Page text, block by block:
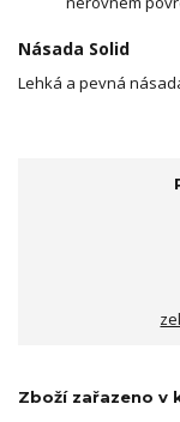
Násada Solid
Lehká a pevná
Zboží zařazeno v